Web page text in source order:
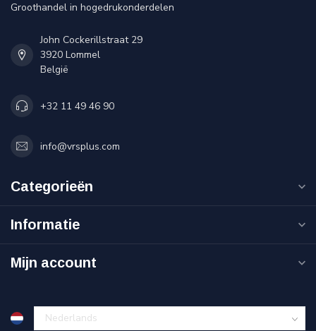
Groothandel in hogedrukonderdelen
John Cockerillstraat 29
3920 Lommel
België
+32 11 49 46 90
info@vrsplus.com
Categorieën
Informatie
Mijn account